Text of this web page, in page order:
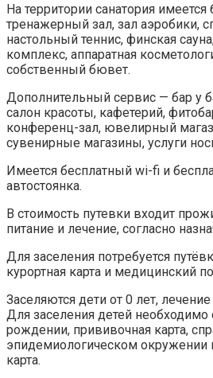
На территории санатория имеется
тренажерный зал, зал аэробики,
настольный теннис, финская
комплекс, аппаратная
собственный бювет.
Дополнительный сервис — бар у
салон красоты, кафетерий,
конференц-зал, ювелирный
сувенирные магазины, услуги
Имеется бесплатный wi-fi и
автостоянка.
В стоимость путевки входит
питание и лечение, согласно
Для заселения потребуется
курортная карта и медицинский
Заселяются дети от 0 лет,
Для заселения детей необходимо
рождении, прививочная карта,
эпидемиологическом окружении
карта.